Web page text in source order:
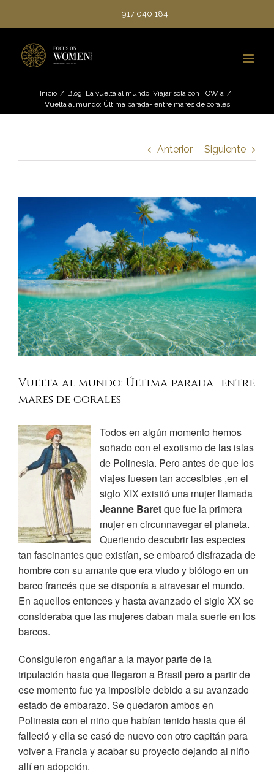
917 040 184
Inicio / Blog, La vuelta al mundo, Viajar sola con FOW a /
Vuelta al mundo: Última parada- entre mares de corales
Anterior Siguiente
imagen
más
Vuelta al mundo: Última parada- entre
mares de corales
Todos en algún momento hemos
soñado con el exotismo de las islas
de Polinesia. Pero antes de que los
viajes fuesen tan accesibles ,en el
siglo XIX existió una mujer llamada
Jeanne Baretque fue la primera
mujer en circunnavegar el planeta.
Queriendo descubrir las especies
tan fascinantes que existían, se embarcó disfrazada de
hombre con su amante que era viudo y biólogo en un
barco francés que se disponía a atravesar el mundo.
En aquellos entonces y hasta avanzado el siglo XX se
consideraba que las mujeres daban mala suerte en los
barcos.
Consiguieron engañar a la mayor parte de la
tripulación hasta que llegaron a Brasil pero a partir de
ese momento fue ya imposible debido a su avanzado
estado de embarazo. Se quedaron ambos en
Polinesia con el niño que habían tenido hasta que él
falleció y ella se casó de nuevo con otro capitán para
volver a Francia y acabar su proyecto dejando al niño
allí en adopción.